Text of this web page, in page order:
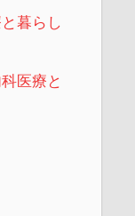
暮らし
医療と